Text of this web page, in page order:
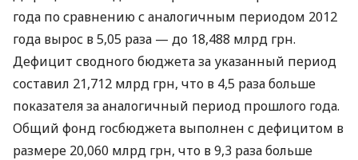
года по сравнению с аналогичным периодом 2012
года вырос в 5,05 раза — до 18,488 млрд грн.
Дефицит сводного бюджета за указанный период
составил 21,712 млрд грн, что в 4,5 раза больше
показателя за аналогичный период прошлого года.
Общий фонд госбюджета выполнен с дефицитом в
размере 20,060 млрд грн, что в 9,3 раза больше